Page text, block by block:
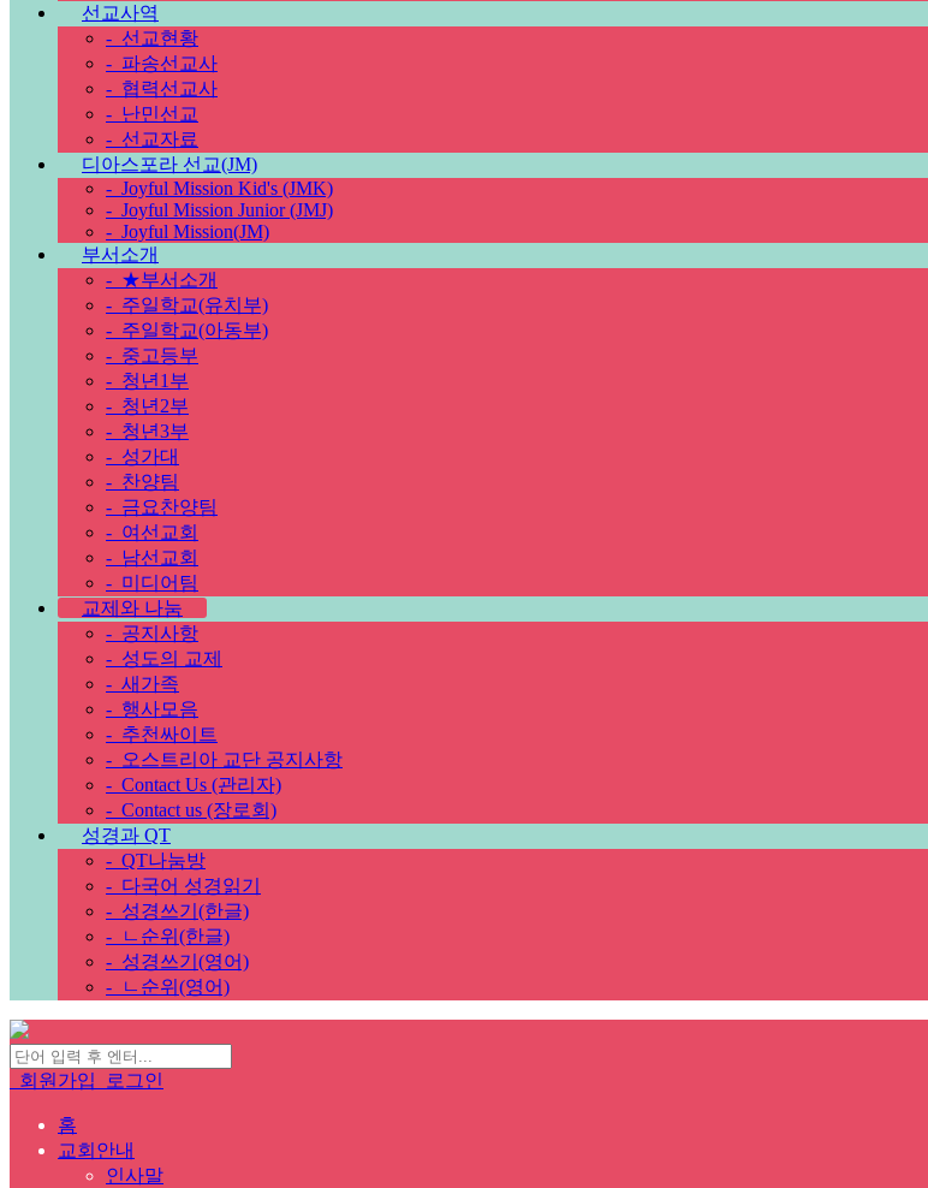
선교사역
- 선교현황
- 파송선교사
- 협력선교사
- 난민선교
- 선교자료
디아스포라 선교(JM)
- Joyful Mission Kid's (JMK)
- Joyful Mission Junior (JMJ)
- Joyful Mission(JM)
부서소개
- ★부서소개
- 주일학교(유치부)
- 주일학교(아동부)
- 중고등부
- 청년1부
- 청년2부
- 청년3부
- 성가대
- 찬양팀
- 금요찬양팀
- 여선교회
- 남선교회
- 미디어팀
교제와 나눔
- 공지사항
- 성도의 교제
- 새가족
- 행사모음
- 추천싸이트
- 오스트리아 교단 공지사항
- Contact Us (관리자)
- Contact us (장로회)
성경과 QT
- QT나눔방
- 다국어 성경읽기
- 성경쓰기(한글)
-
ㄴ순위(한글)
- 성경쓰기(영어)
-
ㄴ순위(영어)
회원가입 로그인
홈
교회안내
인사말